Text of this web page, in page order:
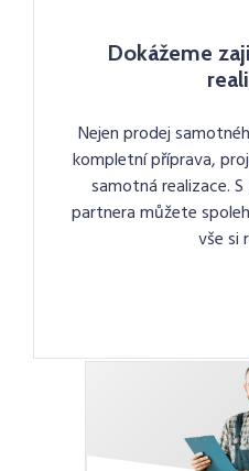
Dokážeme
Nejen prodej
kompletní příprava,
samotná realizace.
partnera můžete
vše si